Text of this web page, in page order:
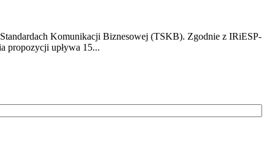
Komunikacji Biznesowej (TSKB). Zgodnie z IRiESP-
propozycji upływa 15...